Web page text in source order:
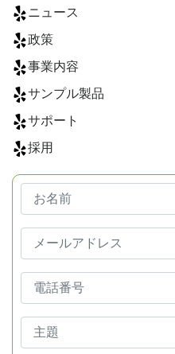
ニュース
政策
事業内容
サンプル製品
サポート
採用